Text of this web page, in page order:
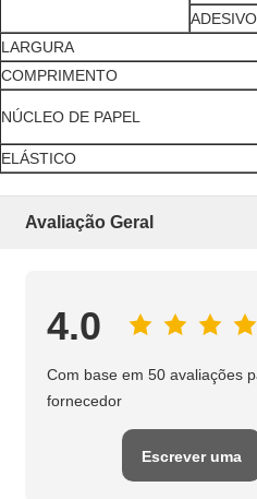
ADESIVO
LARGURA
COMPRIMENTO
NÚCLEO DE PAPEL
ELÁSTICO
Avaliação Geral
4.0
Com base em 50 avaliações
fornecedor
Escrever uma